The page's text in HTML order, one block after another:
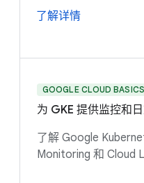
了解详情
GOOGLE CLOUD BASICS
为 GKE 提供监控和
了解 Google
Monitoring 和 Cloud